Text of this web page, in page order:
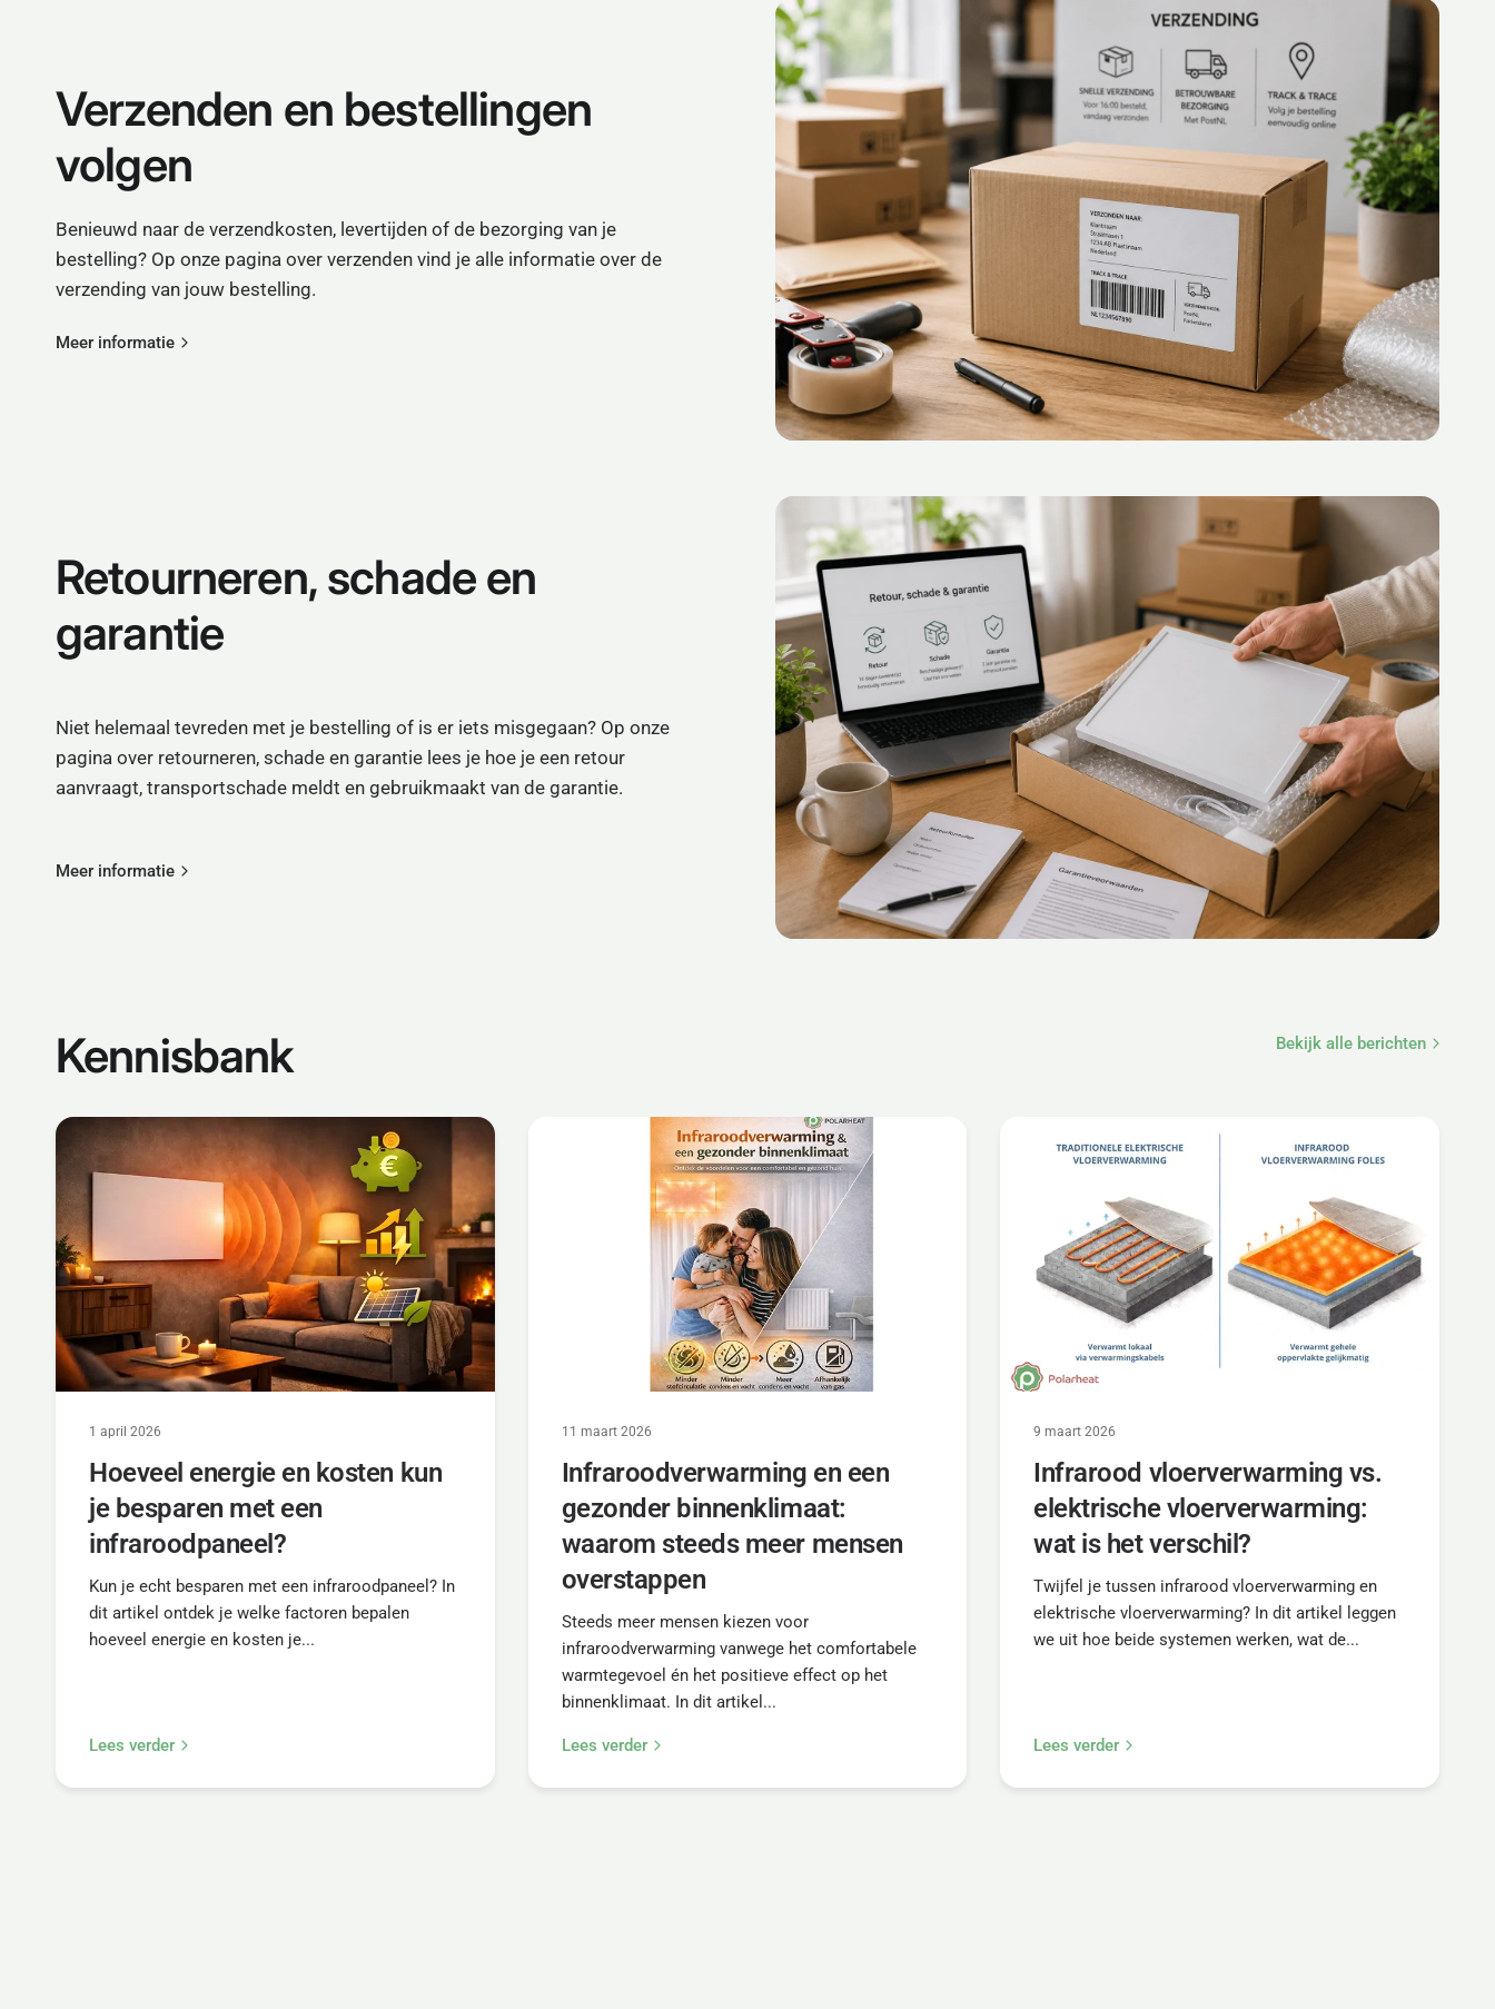
Verzenden en bestellingen
volgen
Benieuwd naar de verzendkosten, levertijden of de bezorging van je
bestelling? Op onze pagina over verzenden vind je alle informatie over de
verzending van jouw bestelling.
Meer informatie
Retourneren, schade en
garantie
Niet helemaal tevreden met je bestelling of is er iets misgegaan? Op onze
pagina over retourneren, schade en garantie lees je hoe je een retour
aanvraagt, transportschade meldt en gebruikmaakt van de garantie.
Meer informatie
Kennisbank Bekijk alle berichten
1 april 2026
Hoeveel energie en kosten kun
je besparen met een
infraroodpaneel?
Kun je echt besparen met een infraroodpaneel? In
dit artikel ontdek je welke factoren bepalen
hoeveel energie en kosten je...
Lees verder
11 maart 2026
Infraroodverwarming en een
gezonder binnenklimaat:
waarom steeds meer mensen
overstappen
Steeds meer mensen kiezen voor
infraroodverwarming vanwege het comfortabele
warmtegevoel én het positieve effect op het
binnenklimaat. In dit artikel...
Lees verder
9 maart 2026
Infrarood vloerverwarming vs.
elektrische vloerverwarming:
wat is het verschil?
Twijfel je tussen infrarood vloerverwarming en
elektrische vloerverwarming? In dit artikel leggen
we uit hoe beide systemen werken, wat de...
Lees verder